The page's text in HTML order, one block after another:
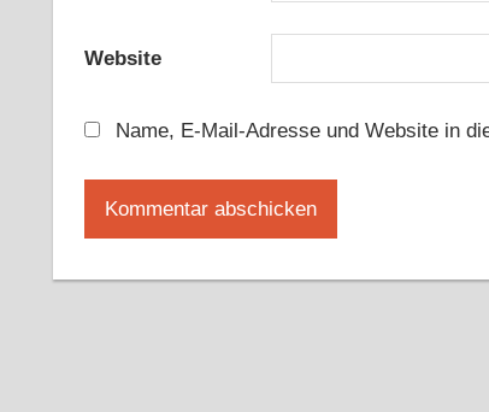
Website
Name, E-Mail-Adresse und Website in